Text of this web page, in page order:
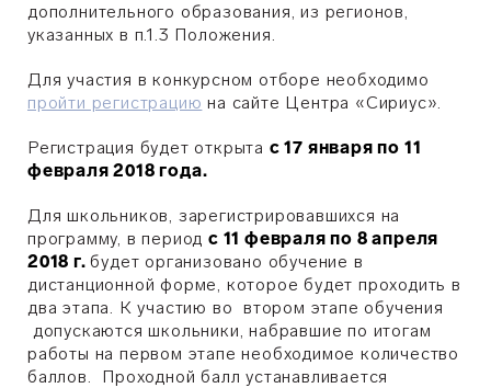
дополнительного образования, из регионов,
указанных в п.1.3 Положения.
Для участия в конкурсном отборе необходимо
пройти регистрацию на сайте Центра «Сириус».
Регистрация будет открыта с 17 января по 11
февраля 2018 года.
Для школьников, зарегистрировавшихся на
программу, в периодс 11 февраля по 8 апреля
2018 г.будет организовано обучение в
дистанционной форме, которое будет проходить в
два этапа. К участию во втором этапе обучения
допускаются школьники, набравшие по итогам
работы на первом этапе необходимое количество
баллов. Проходной балл устанавливается